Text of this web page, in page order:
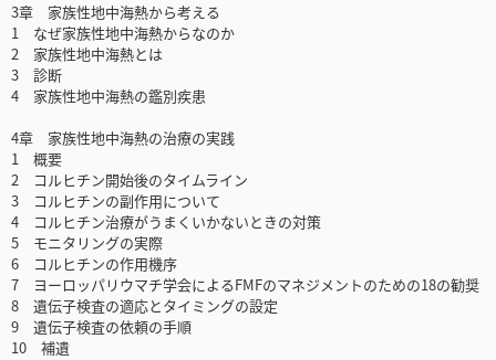
3章 家族性地中海熱から考える
1 なぜ家族性地中海熱からなのか
2 家族性地中海熱とは
3 診断
4 家族性地中海熱の鑑別疾患
4章 家族性地中海熱の治療の実践
1 概要
2 コルヒチン開始後のタイムライン
3 コルヒチンの副作用について
4 コルヒチン治療がうまくいかないときの対策
5 モニタリングの実際
6 コルヒチンの作用機序
7 ヨーロッパリウマチ学会によるFMFのマネジメントのための18の勧奨
8 遺伝子検査の適応とタイミングの設定
9 遺伝子検査の依頼の手順
10 補遺